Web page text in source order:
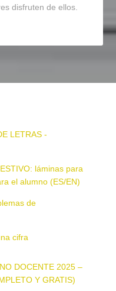
disfruten de ellos.
LETRAS -
láminas para
el alumno (ES/EN)
de
cifra
DOCENTE 2025 –
Y GRATIS)